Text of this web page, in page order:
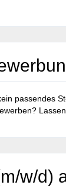
passendes
w/d)